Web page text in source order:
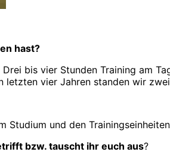
hast?
bis vier Stunden Training am
vier Jahren standen wir
Studium und den
bzw. tauscht ihr euch aus?